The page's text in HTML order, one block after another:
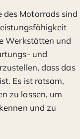
Motorrads sind
Werkstätten und
und
dass das
Es ist ratsam,
zu lassen, um
und zu